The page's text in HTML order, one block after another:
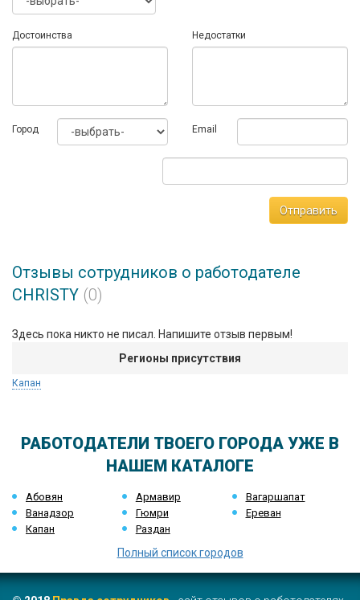
Достоинства Недостатки
Город Email
Отправить
Отзывы сотрудников о работодателе
CHRISTY (0)
Здесь пока никто не писал. Напишите отзыв первым!
Регионы присутствия
Капан
РАБОТОДАТЕЛИ ТВОЕГО ГОРОДА УЖЕ В
НАШЕМ КАТАЛОГЕ
Абовян Армавир
Вагаршапат
Ванадзор
Гюмри
Ереван
Капан
Раздан
Полный список городов